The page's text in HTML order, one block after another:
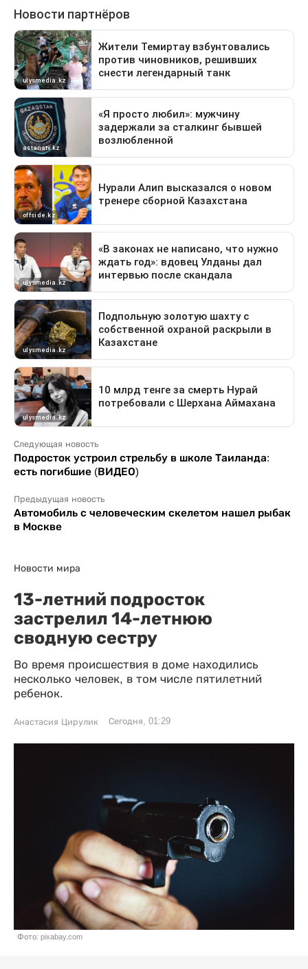
Следующая новость
Подросток устроил стрельбу в школе Таиланда:
есть погибшие (ВИДЕО)
Предыдущая новость
Автомобиль с человеческим скелетом нашел рыбак
в Москве
Новости мира
13-летний подросток
застрелил 14-летнюю
сводную сестру
Во время происшествия в доме находились
несколько человек, в том числе пятилетний
ребенок.
Анастасия Цирулик Сегодня, 01:29
Фото: pixabay.com